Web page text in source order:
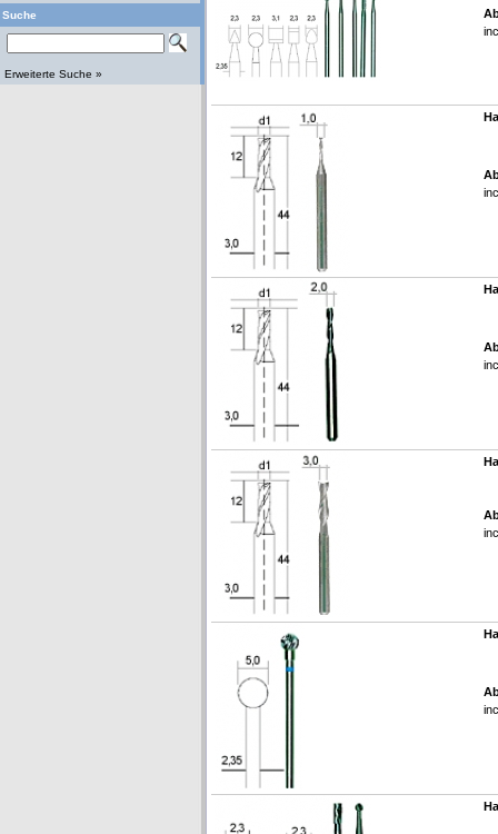
Suche
Erweiterte Suche »